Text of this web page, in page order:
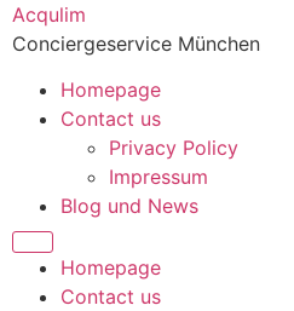
Skip
to
Acqulim
Conciergeservice München
Homepage
Contact us
Privacy Policy
Impressum
Blog und News
Homepage
Contact us